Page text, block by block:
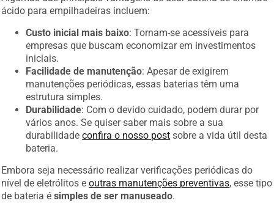
ácido para empilhadeiras incluem:
Custo inicial mais baixo: Tornam-se acessíveis para
empresas que buscam economizar em investimentos
iniciais.
Facilidade de manutenção: Apesar de exigirem
manutenções periódicas, essas baterias têm uma
estrutura simples.
Durabilidade: Com o devido cuidado, podem durar por
vários anos. Se quiser saber mais sobre a sua
durabilidade confira o nosso post sobre a vida útil desta
bateria.
Embora seja necessário realizar verificações periódicas do
nível de eletrólitos e outras manutenções preventivas , esse tipo
de bateria é simples de ser manuseado.